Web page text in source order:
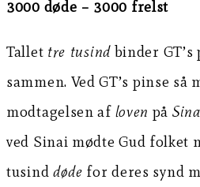
3000 døde – 3000 frelst
Tallet tre tusindbinder GT’s
sammen. Ved GT’s pinse så
modtagelsen af loven på
ved Sinai mødte Gud folket
tusind døde for deres synd